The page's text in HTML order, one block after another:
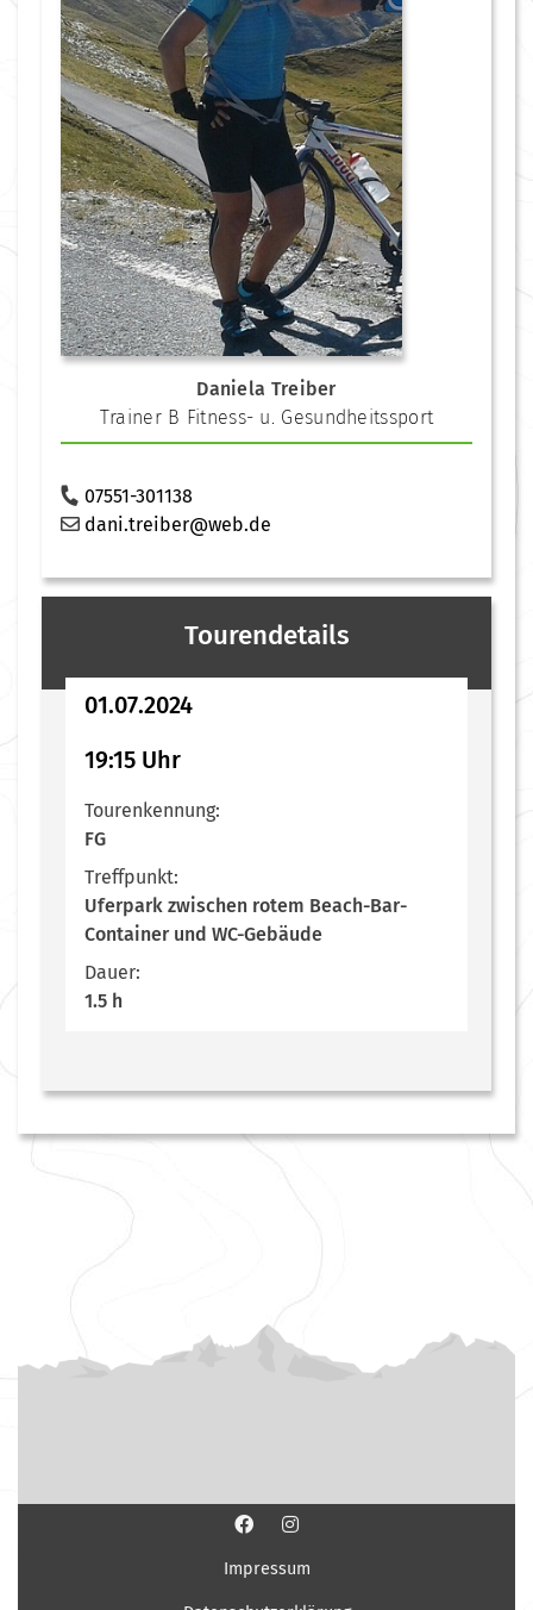
Daniela Treiber
Trainer B Fitness- u. Gesundheitssport
07551-301138
dani.treiber@web.de
Tourendetails
01.07.2024
19:15 Uhr
Tourenkennung:
FG
Treffpunkt:
Uferpark zwischen rotem Beach-Bar-
Container und WC-Gebäude
Dauer:
1.5 h
Impressum